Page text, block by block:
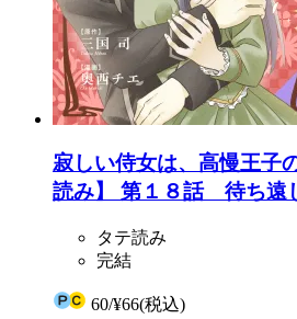
寂しい侍女は、高慢王子
読み】 第１８話 待ち遠
タテ読み
完結
60/¥66(税込)